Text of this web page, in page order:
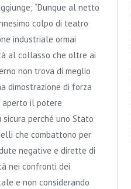
“Dunque al netto
colpo di teatro
industriale ormai
al collasso che oltre ai
non trova di meglio
dimostrazione di forza
aperto il potere
perché uno Stato
che combattono per
negative e dirette di
nei confronti dei
e non considerando